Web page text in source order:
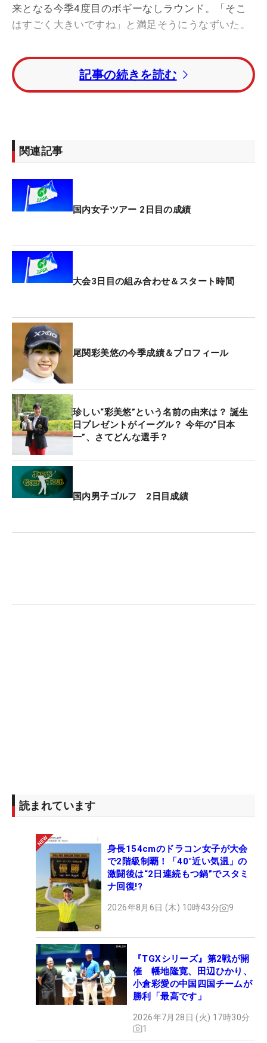
来となる今季4度目のボギーなしラウンド。「そこ
はすごく大きいですね」と満足そうにうなずいた。
多くの選手を悩ます、起伏のある大きなグリーンを
苦にしなかった。「アンジュレーションがある方が
逆にラインが読みやすくて好きです。芝目も傾斜通
スライン、17番パー3はピン手前6メートル、4番パ
ー3は7メートル、7番パー5は8メートルのフックラ
回しかグリーンを外さなかったこの日は29パット。
硬さも増したグリーンを苦もなく攻略した。
転がりがいい、伸びてくれるパターに替えた」と、
ピンゴルフの小ぶりなマレット型『DS72』を初めて
投入した。「グリーンの重さを気にせずに打ちたい
ェースの部分がメタルで弾きがいいんです」。
大会終了後には海外メジャー初挑戦となる「全米女
子オープン」に向けて出発する。プロ3年目で迎え
る初の海外での試合。「高速グリーン、打ちづらい
グリーン、重たいグリーンにそれぞれ対応できるよ
うにパターは3本持っていくつもりだけど、今週用
に見つけたのがすごく良かったので、重いグリーン
用に持っていくことに決めました」。最高峰メジャ
ーに向けた懸案事項も一つ解消した。新相棒と挑む
渡米前最後の試合。2打差の6位から2年ぶりとなる
ツアー2勝目を置き土産に米国へ乗り込む。（文・
記事の続きを読む
関連記事
国内女子ツアー 2日目の成績
大会3日目の組み合わせ＆スタート時間
尾関彩美悠の今季成績＆プロフィール
珍しい“彩美悠”という名前の由来は？ 誕生
日プレゼントがイーグル？ 今年の“日本
一”、さてどんな選手？
国内男子ゴルフ 2日目成績
読まれています
身長154cmのドラコン女子が大会
で2階級制覇！「40°近い気温」の
激闘後は“2日連続もつ鍋”でスタミ
ナ回復!?
2026年8月6日 (木) 10時43分 9
『TGXシリーズ』第2戦が開
催 幡地隆寛、田辺ひかり、
小倉彩愛の中国四国チームが
勝利「最高です」
2026年7月28日 (火) 17時30分
1